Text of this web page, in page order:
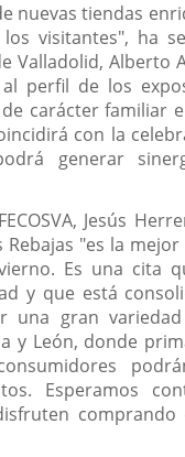
nuevas tiendas
visitantes", ha
Valladolid, Alberto
perfil de los
carácter familiar
con la
generar
Jesús
Rebajas "es la
Es una cita
y que está
una gran
y León, donde
Esperamos
comprando